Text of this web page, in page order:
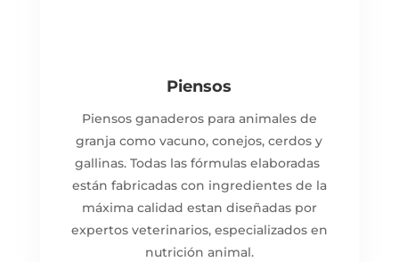
Piensos
Piensos ganaderos para animales de
granja como vacuno, conejos, cerdos y
gallinas. Todas las fórmulas elaboradas
están fabricadas con ingredientes de la
máxima calidad estan diseñadas por
expertos veterinarios, especializados en
nutrición animal.